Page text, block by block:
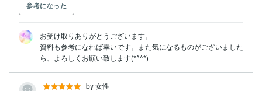
参考になった
お受け取りありがとうございます。
資料も参考になれば幸いです。また気になるものがございました
ら、よろしくお願い致します(*^^*)
by 女性